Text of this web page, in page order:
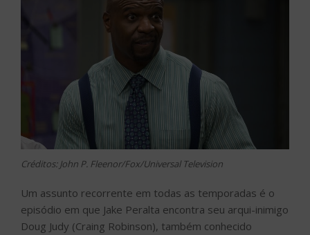
Créditos: John P. Fleenor/Fox/Universal Television
Um assunto recorrente em todas as temporadas é o
episódio em que Jake Peralta encontra seu arqui-inimigo
Doug Judy (Craing Robinson), também conhecido